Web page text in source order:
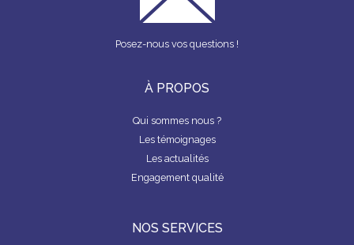
Posez-nous vos questions !
À PROPOS
Qui sommes nous ?
Les témoignages
Les actualités
Engagement qualité
NOS SERVICES